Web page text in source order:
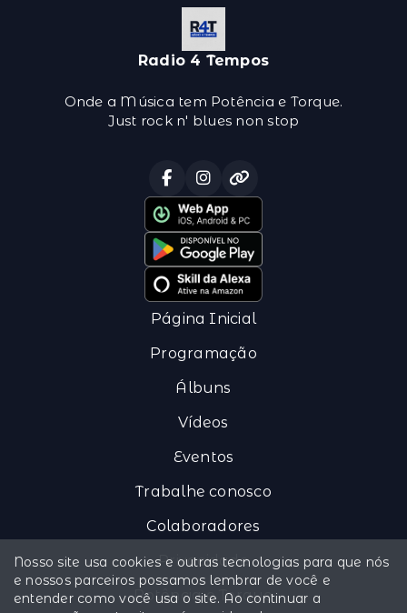
Radio 4 Tempos
Onde a Música tem Potência e Torque.
Just rock n' blues non stop
Página Inicial
Programação
Álbuns
Vídeos
Eventos
Trabalhe conosco
Colaboradores
Privacidade
Potência e Torque
Nosso site usa cookies e outras tecnologias para que nós
e nossos parceiros possamos lembrar de você e
entender como você usa o site. Ao continuar a